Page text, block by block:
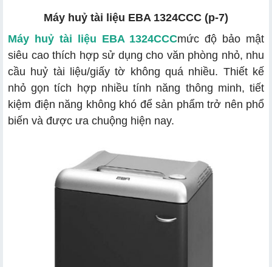
Máy huỷ tài liệu EBA 1324CCC (p-7)
Máy huỷ tài liệu EBA 1324CCCmức độ bảo mật
siêu cao thích hợp sử dụng cho văn phòng nhỏ, nhu
cầu huỷ tài liệu/giấy tờ không quá nhiều. Thiết kế
nhỏ gọn tích hợp nhiều tính năng thông minh, tiết
kiệm điện năng không khó để sản phẩm trở nên phổ
biến và được ưa chuộng hiện nay.